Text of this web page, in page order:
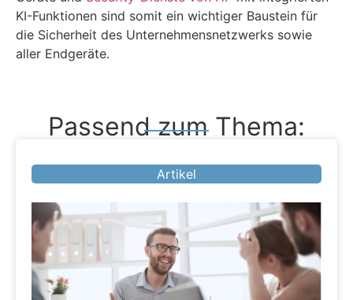
KI-Funktionen sind somit ein wichtiger Baustein für
die Sicherheit des Unternehmensnetzwerks sowie
aller Endgeräte.
Passend zum Thema:
Artikel